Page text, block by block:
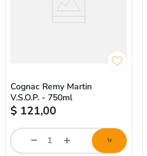
Cognac Remy Martin
V.S.O.P. - 750ml
$ 121,00
store/product-
list.quantityStepper.label